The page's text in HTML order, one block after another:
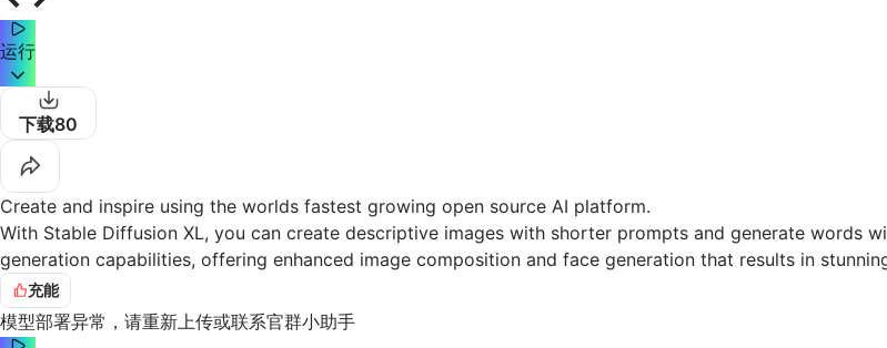
运行
下载80
Create and inspire using the worlds fastest growing open source AI platform.
With Stable Diffusion XL, you can create descriptive images with shorter prompts and generate words
generation capabilities, offering enhanced image composition and face generation that results in
充能
模型部署异常，请重新上传或联系官群小助手